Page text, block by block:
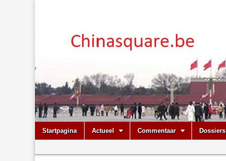
Chinasquare.be
Main
menu
Skip
Startpagina Actueel Commentaar Dossiers
menu